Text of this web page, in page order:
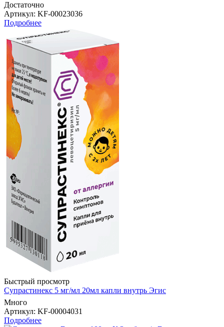
Достаточно
Артикул: KF-00023036
Подробнее
Быстрый просмотр
Супрастинекс 5 мг/мл 20мл капли внутрь Эгис
Много
Артикул: KF-00004031
Подробнее